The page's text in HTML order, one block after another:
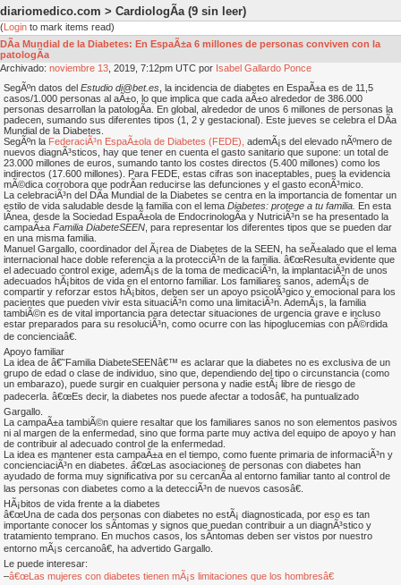
diariomedico.com > CardiologÃ­a (9 sin leer)
(Login to mark items read)
DÃ­a Mundial de la Diabetes: En EspaÃ±a 6 millones de personas conviven con la
patologÃ­a
Archivado: noviembre 13 , 2019, 7:12pm UTC por Isabel Gallardo Ponce
SegÃºn datos del Estudio di@bet.es , la incidencia de diabetes en EspaÃ±a es de 11,5
casos/1.000 personas al aÃ±o, lo que implica que cada aÃ±o alrededor de 386.000
personas desarrollan la patologÃ­a. En global, alrededor de unos 6 millones de personas la
padecen, sumando sus diferentes tipos (1, 2 y gestacional). Este jueves se celebra el DÃ­a
Mundial de la Diabetes.
SegÃºn la FederaciÃ³n EspaÃ±ola de Diabetes (FEDE), ademÃ¡s del elevado nÃºmero de
nuevos diagnÃ³sticos, hay que tener en cuenta el gasto sanitario que supone: un total de
23.000 millones de euros, sumando tanto los costes directos (5.400 millones) como los
indirectos (17.600 millones). Para FEDE, estas cifras son inaceptables, pues la evidencia
mÃ©dica corrobora que podrÃ­an reducirse las defunciones y el gasto econÃ³mico.
La celebraciÃ³n del DÃ­a Mundial de la Diabetes se centra en la importancia de fomentar un
estilo de vida saludable desde la familia con el lema Diabetes: protege a tu familia. En esta
lÃ­nea, desde la Sociedad EspaÃ±ola de EndocrinologÃ­a y NutriciÃ³n se ha presentado la
campaÃ±a Familia DiabeteSEEN , para representar los diferentes tipos que se pueden dar
en una misma familia.
Manuel Gargallo, coordinador del Ã¡rea de Diabetes de la SEEN, ha seÃ±alado que el lema
internacional hace doble referencia a la protecciÃ³n de la familia. â€œResulta evidente que
el adecuado control exige, ademÃ¡s de la toma de medicaciÃ³n, la implantaciÃ³n de unos
adecuados hÃ¡bitos de vida en el entorno familiar. Los familiares sanos, ademÃ¡s de
compartir y reforzar estos hÃ¡bitos, deben ser un apoyo psicolÃ³gico y emocional para los
pacientes que pueden vivir esta situaciÃ³n como una limitaciÃ³n. AdemÃ¡s, la familia
tambiÃ©n es de vital importancia para detectar situaciones de urgencia grave e incluso
estar preparados para su resoluciÃ³n, como ocurre con las hipoglucemias con pÃ©rdida
de concienciaâ€.
Apoyo familiar
La idea de â€˜Familia DiabeteSEENâ€™ es aclarar que la diabetes no es exclusiva de un
grupo de edad o clase de individuo, sino que, dependiendo del tipo o circunstancia (como
un embarazo), puede surgir en cualquier persona y nadie estÃ¡ libre de riesgo de
padecerla. â€œEs decir, la diabetes nos puede afectar a todosâ€, ha puntualizado
Gargallo.
La campaÃ±a tambiÃ©n quiere resaltar que los familiares sanos no son elementos pasivos
ni al margen de la enfermedad, sino que forma parte muy activa del equipo de apoyo y han
de contribuir al adecuado control de la enfermedad.
La idea es mantener esta campaÃ±a en el tiempo, como fuente primaria de informaciÃ³n y
concienciaciÃ³n en diabetes. â€œLas asociaciones de personas con diabetes han
ayudado de forma muy significativa por su cercanÃ­a al entorno familiar tanto al control de
las personas con diabetes como a la detecciÃ³n de nuevos casosâ€.
HÃ¡bitos de vida frente a la diabetes
â€œUna de cada dos personas con diabetes no estÃ¡ diagnosticada, por eso es tan
importante conocer los sÃ­ntomas y signos que puedan contribuir a un diagnÃ³stico y
tratamiento temprano. En muchos casos, los sÃ­ntomas deben ser vistos por nuestro
entorno mÃ¡s cercanoâ€, ha advertido Gargallo.
Le puede interesar:
–â€œLas mujeres con diabetes tienen mÃ¡s limitaciones que los hombresâ€